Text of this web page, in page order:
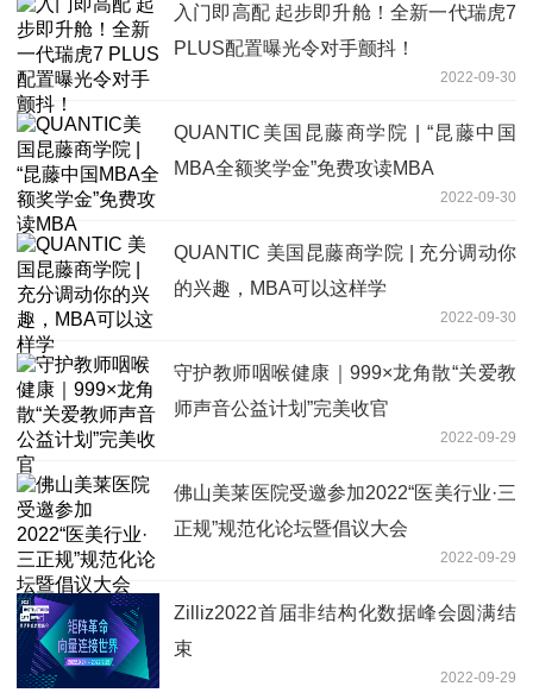
入门即高配 起步即升舱！全新一代瑞虎7
PLUS配置曝光令对手颤抖！
2022-09-30
QUANTIC美国昆藤商学院 | “昆藤中国
MBA全额奖学金”免费攻读MBA
2022-09-30
QUANTIC 美国昆藤商学院 | 充分调动你
的兴趣，MBA可以这样学
2022-09-30
守护教师咽喉健康｜999×龙角散“关爱教
师声音公益计划”完美收官
2022-09-29
佛山美莱医院受邀参加2022“医美行业·三
正规”规范化论坛暨倡议大会
2022-09-29
Zilliz2022首届非结构化数据峰会圆满结
束
2022-09-29